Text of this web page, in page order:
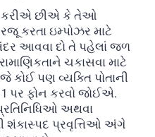
કરીએ છીએ કે તેઓ
કરતા ઇમ્પોઝર માટે
આવવા દો તે પહેલાં જળ
ચકાસવા માટે
પણ વ્યક્તિ પોતાની
પર ફોન કરવો જોઈએ.
અથવા
શંકાસ્પદ પ્રવૃત્તિઓ અંગે